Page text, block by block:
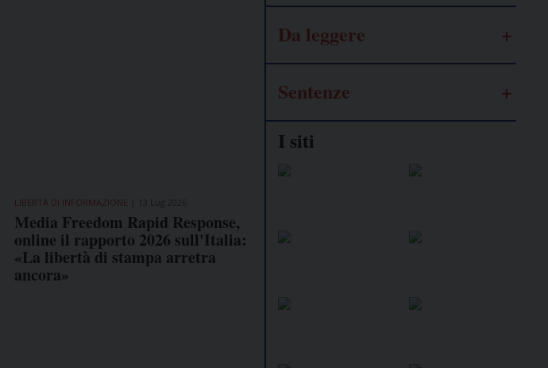
LIBERTÀ DI INFORMAZIONE
Media Freedom Rapid Response,
online il rapporto 2026 sull'Italia:
«La libertà di stampa arretra
ancora»
Da leggere
Sentenze
I siti